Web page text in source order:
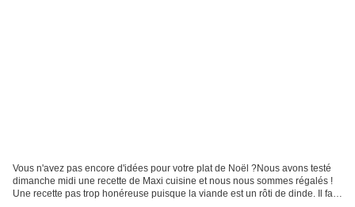
Vous n'avez pas encore d'idées pour votre plat de Noël ?Nous avons testé
dimanche midi une recette de Maxi cuisine et nous nous sommes régalés !
Une recette pas trop honéreuse puisque la viande est un rôti de dinde. Il faut